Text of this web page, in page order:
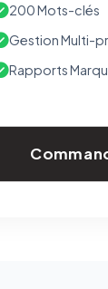
200 Mots-clés
Gestion Multi-
Rapports